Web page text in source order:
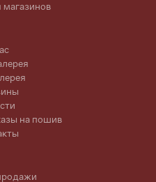
магазинов
на пошив